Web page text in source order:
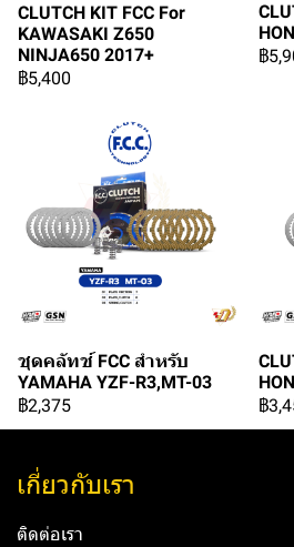
CLUTCH KIT FCC For
KAWASAKI Z650
NINJA650 2017+
฿5,400
฿
ชุดคลัทช์ FCC สำหรับ
YAMAHA YZF-R3,MT-03
฿2,375
฿
เกี่ยวกับเรา
ติดต่อเรา